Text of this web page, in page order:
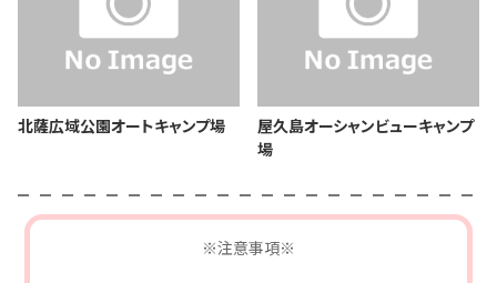
北薩広域公園オートキャンプ場
屋久島オーシャンビューキャンプ
場
※注意事項※